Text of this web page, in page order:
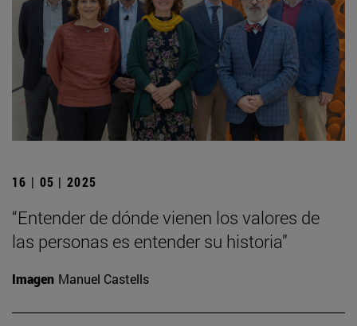
16 | 05 | 2025
“Entender de dónde vienen los valores de
las personas es entender su historia”
Imagen Manuel Castells